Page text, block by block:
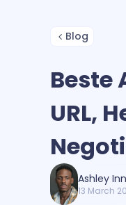
Blog
Beste
URL,
Ashley
13 March